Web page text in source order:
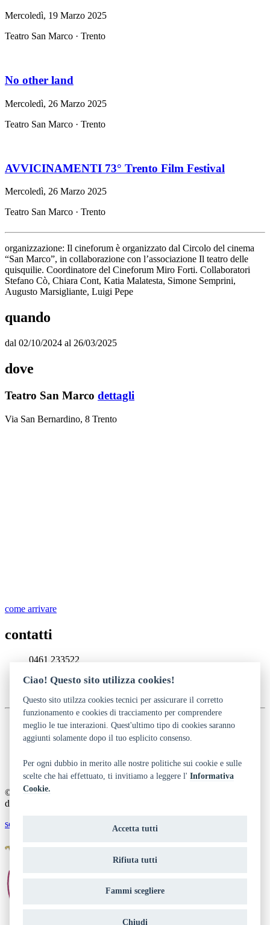
Mercoledì, 19 Marzo 2025
Teatro San Marco · Trento
No other land
Mercoledì, 26 Marzo 2025
Teatro San Marco · Trento
AVVICINAMENTI 73° Trento Film Festival
Mercoledì, 26 Marzo 2025
Teatro San Marco · Trento
organizzazione: Il cineforum è organizzato dal Circolo del cinema
“San Marco”, in collaborazione con l’associazione Il teatro delle
quisquilie. Coordinatore del Cineforum Miro Forti. Collaboratori
Stefano Cò, Chiara Cont, Katia Malatesta, Simone Semprini,
Augusto Marsigliante, Luigi Pepe
quando
dal 02/10/2024 al 26/03/2025
dove
Teatro San Marco dettagli
Via San Bernardino, 8 Trento
come arrivare
contatti
0461 233522
info@teatrosanmarco.it
Dichiarazione di accessibilità
Note legali e crediti
Art Bonus
© 2014 - 2026 TrentinoCultura - Ideazione e coordinamento a cura
del Dipartimento Cultura, Turismo, Promozione e Sport
scrivi alla redazione
Ciao! Questo sito utilizza cookies!
Questo sito utilzza cookies tecnici per assicurare il corretto
funzionamento e cookies di tracciamento per comprendere
meglio le tue interazioni. Quest'ultimo tipo di cookies saranno
aggiunti solamente dopo il tuo esplicito consenso.
Per ogni dubbio in merito alle nostre politiche sui cookie e sulle
scelte che hai effettuato, ti invitiamo a leggere l'Informativa
Cookie.
Accetta tutti
Rifiuta tutti
Fammi scegliere
Chiudi